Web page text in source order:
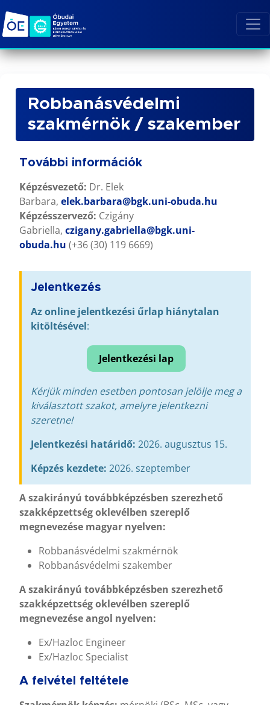
Robbanásvédelmi
szakmérnök / szakember
További információk
Képzésvezető: Dr. Elek
Barbara, elek.barbara@bgk.uni-obuda.hu
Képzésszervező: Czigány
Gabriella, czigany.gabriella@bgk.uni-
obuda.hu (+36 (30) 119 6669)
Jelentkezés
Az online jelentkezési űrlap hiánytalan
kitöltésével:
Jelentkezési lap
Kérjük minden esetben pontosan jelölje meg a
kiválasztott szakot, amelyre jelentkezni
szeretne!
Jelentkezési határidő: 2026. augusztus 15.
Képzés kezdete: 2026. szeptember
A szakirányú továbbképzésben szerezhető
szakképzettség oklevélben szereplő
megnevezése magyar nyelven:
Robbanásvédelmi szakmérnök
Robbanásvédelmi szakember
A szakirányú továbbképzésben szerezhető
szakképzettség oklevélben szereplő
megnevezése angol nyelven:
Ex/Hazloc Engineer
Ex/Hazloc Specialist
A felvétel feltétele